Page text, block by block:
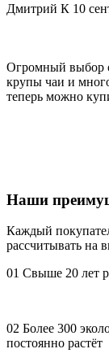
Дмитрий К 10
Огромный выбор
крупы чаи и
теперь можно
Наши
Каждый
рассчитывать на
01 Свыше 20 лет
02 Более 300
постоянно растёт